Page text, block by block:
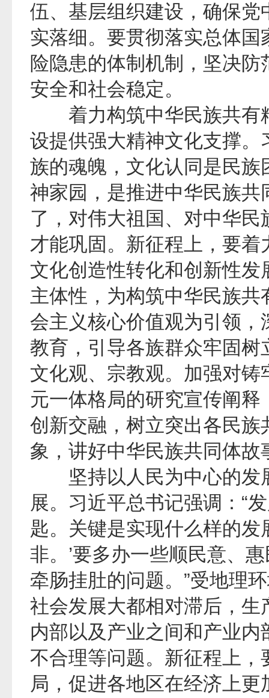
伍、基层组织建设，确保
实落细。要贯彻落实总体
险隐患的体制机制，坚决
安全和社会稳定。
着力构筑中华民族共有
设提供强大精神文化支撑。
族的魂魄，文化认同是民族
神家园，是推进中华民族
了，对伟大祖国、对中华
才能巩固。新征程上，要
文化创造性转化和创新性
主体性，为构筑中华民族
会主义核心价值观为引领
教育，引导各族群众牢固
文化观、宗教观。加强对
元一体格局的研究宣传阐
创新交融，树立突出各民
象，讲好中华民族共同体故
坚持以人民为中心的发
展。习近平总书记强调：“
匙。关键是实现什么样的发
非。’要多办一些顺民意、
牵肠挂肚的问题。”受地理
社会发展大都相对滞后，
内部以及产业之间和产业
不合理等问题。新征程上
局，促进各地区在经济上